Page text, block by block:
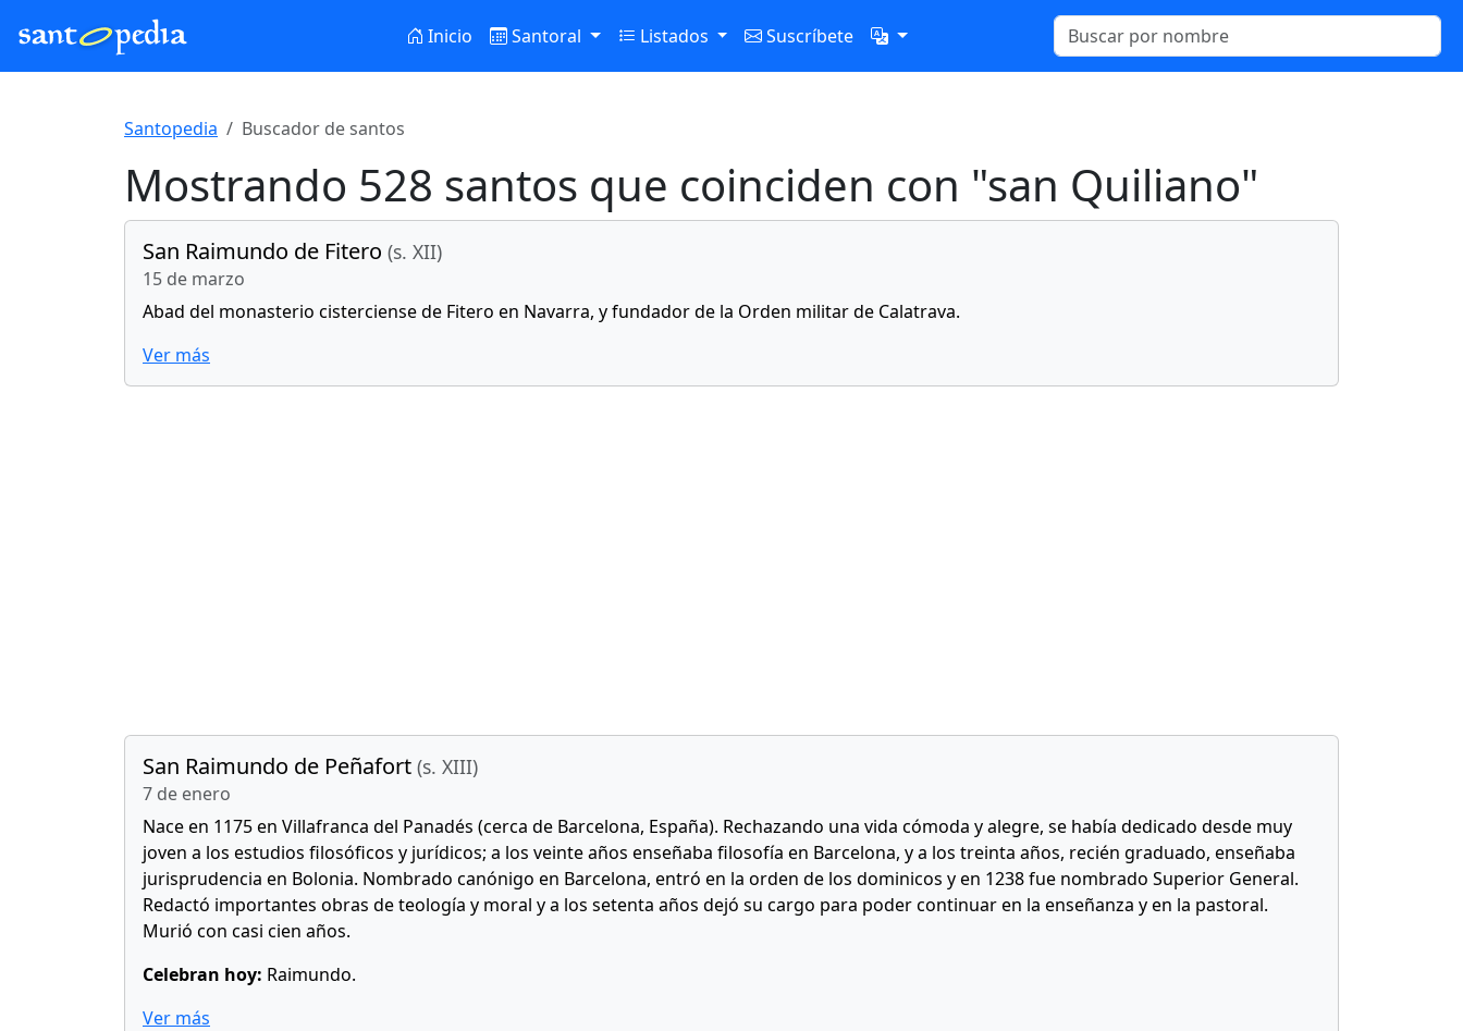
Inicio Santoral Listados Suscríbete
Santopedia Buscador de santos
Mostrando 528 santos que coinciden con "san Quiliano"
San Raimundo de Fitero (s. XII)
15 de marzo
Abad del monasterio cisterciense de Fitero en Navarra, y fundador de la Orden militar de Calatrava.
Ver más
San Raimundo de Peñafort (s. XIII)
7 de enero
Nace en 1175 en Villafranca del Panadés (cerca de Barcelona, España). Rechazando una vida cómoda y alegre, se había dedicado desde muy
joven a los estudios filosóficos y jurídicos; a los veinte años enseñaba filosofía en Barcelona, y a los treinta años, recién graduado, enseñaba
jurisprudencia en Bolonia. Nombrado canónigo en Barcelona, entró en la orden de los dominicos y en 1238 fue nombrado Superior General.
Redactó importantes obras de teología y moral y a los setenta años dejó su cargo para poder continuar en la enseñanza y en la pastoral.
Murió con casi cien años.
Celebran hoy: Raimundo.
Ver más